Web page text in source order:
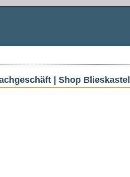
| Shop Blieskastel